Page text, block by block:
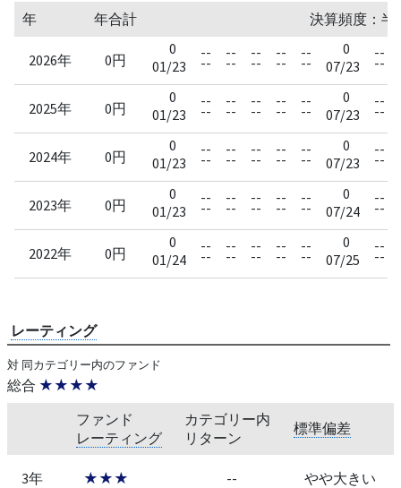
年 年合計 決算頻度：半
2026年 0円
0
01/23
--
--
--
--
--
--
--
--
--
--
0
07/23
--
--
2025年 0円
0
01/23
--
--
--
--
--
--
--
--
--
--
0
07/23
--
--
2024年 0円
0
01/23
--
--
--
--
--
--
--
--
--
--
0
07/23
--
--
2023年 0円
0
01/23
--
--
--
--
--
--
--
--
--
--
0
07/24
--
--
2022年 0円
0
01/24
--
--
--
--
--
--
--
--
--
--
0
07/25
--
--
レーティング
対 同カテゴリー内のファンド
総合 ★★★★
ファンド
レーティング
カテゴリー内
リターン
標準偏差
3年 ★★★ -- やや大きい